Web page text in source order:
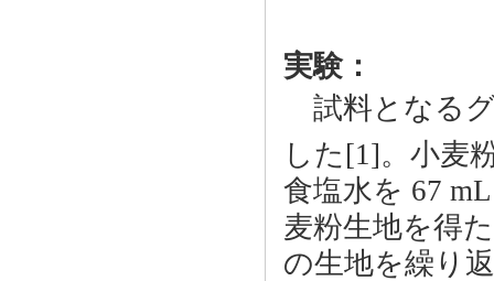
実験：
試料となる
した[1]。小麦
食塩水を 67
麦粉生地を得
の生地を繰り